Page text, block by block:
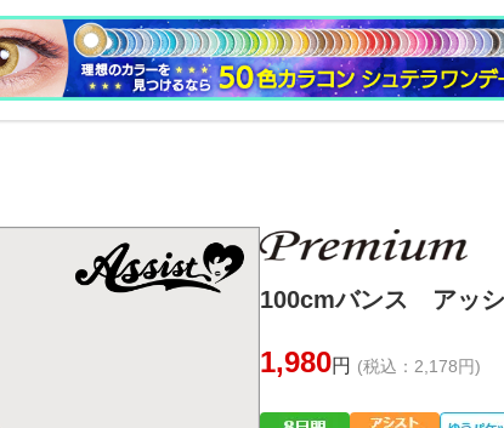
100cmバンス アッ
1,980円 (税込：2,178円)